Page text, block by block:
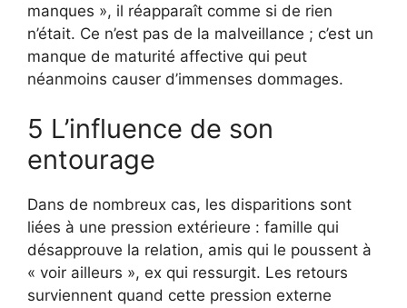
manques », il réapparaît comme si de rien
n’était. Ce n’est pas de la malveillance ; c’est un
manque de maturité affective qui peut
néanmoins causer d’immenses dommages.
5 L’influence de son
entourage
Dans de nombreux cas, les disparitions sont
liées à une pression extérieure : famille qui
désapprouve la relation, amis qui le poussent à
« voir ailleurs », ex qui ressurgit. Les retours
surviennent quand cette pression externe